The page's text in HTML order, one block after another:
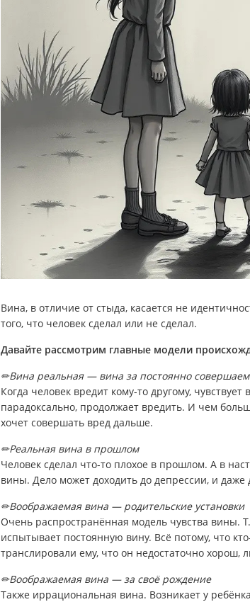
Вина, в отличие от стыда, касается не
того, что человек сделал или не сделал.
Давайте рассмотрим главные модели
✏Вина реальная — вина за постоянно
Когда человек вредит кому-то другому,
парадоксально, продолжает вредить. И чем
хочет совершать вред дальше.
✏Реальная вина в прошлом
Человек сделал что-то плохое в прошлом. А в
вины. Дело может доходить до депрессии, и
✏Воображаемая вина — родительские установки
Очень распространённая модель чувства вины.
испытывает постоянную вину. Всё потому, что
транслировали ему, что он недостаточно хорош,
✏Воображаемая вина — за своё рождение
Также иррациональная вина. Возникает у